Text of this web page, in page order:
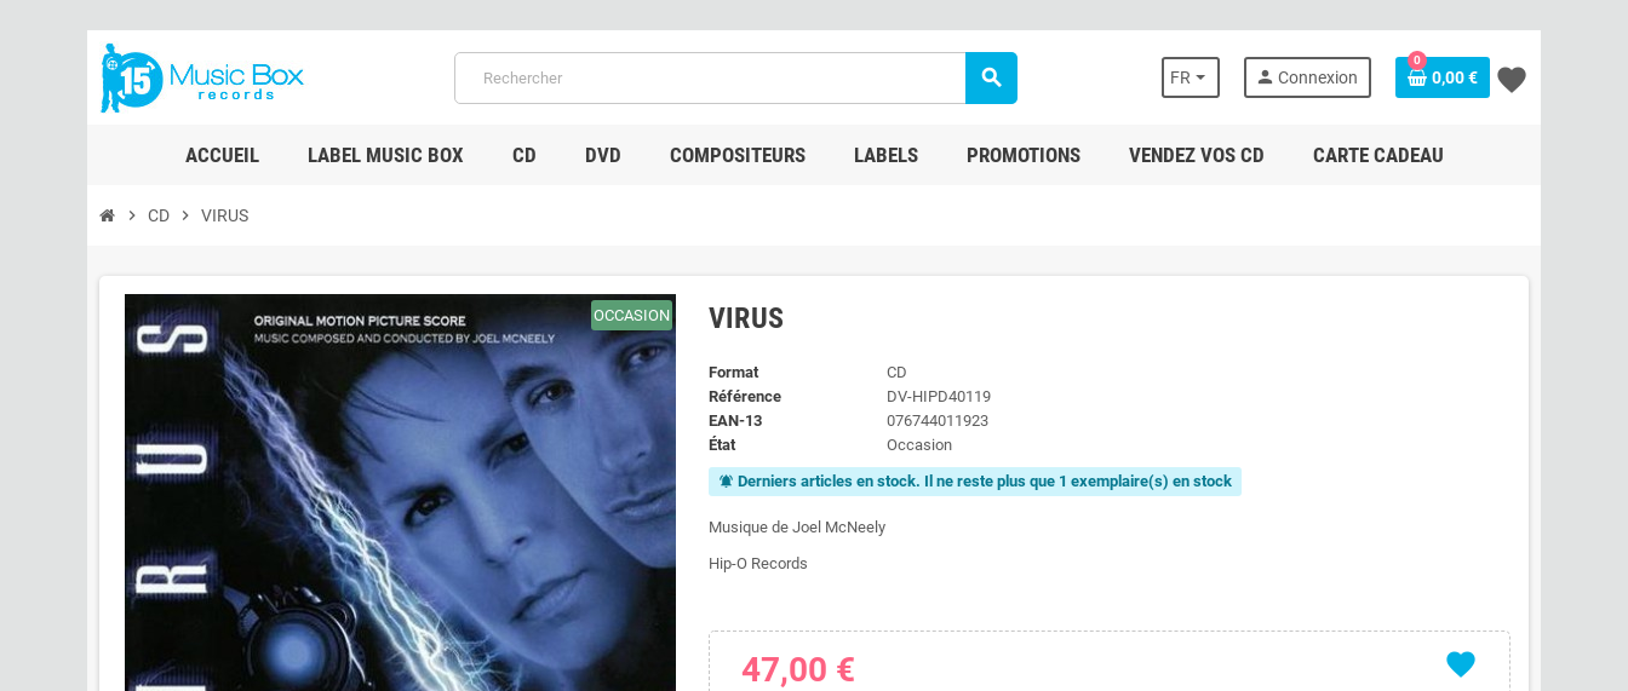
search FR person Connexion
0
0,00 € favorite
ACCUEIL LABEL MUSIC BOX CD DVD COMPOSITEURS LABELS PROMOTIONS VENDEZ VOS CD CARTE CADEAU
chevron_right CD chevron_right VIRUS
OCCASION VIRUS
Format
CD
Référence
DV-HIPD40119
EAN-13
076744011923
État
Occasion
notifications_active Derniers articles en stock. Il ne reste plus que 1 exemplaire(s) en stock
Musique de Joel McNeely
Hip-O Records
favorite
47,00 €